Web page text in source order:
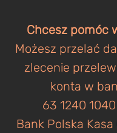
Chcesz pomóc
Możesz przelać
zlecenie
konta w
63 1240
Bank Polska Kasa